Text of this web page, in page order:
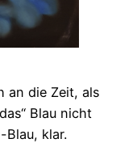
an die Zeit, als
Blau nicht
Blau, klar.